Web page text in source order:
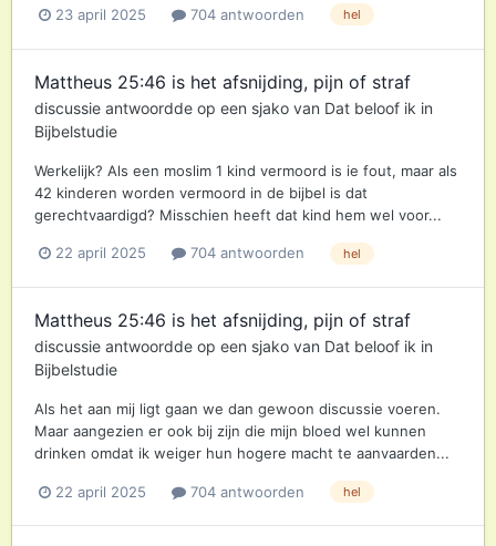
23 april 2025 704 antwoorden hel
Mattheus 25:46 is het afsnijding, pijn of straf
discussie antwoordde op een sjako van Dat beloof ik in
Bijbelstudie
Werkelijk? Als een moslim 1 kind vermoord is ie fout, maar als
42 kinderen worden vermoord in de bijbel is dat
gerechtvaardigd? Misschien heeft dat kind hem wel voor...
22 april 2025 704 antwoorden hel
Mattheus 25:46 is het afsnijding, pijn of straf
discussie antwoordde op een sjako van Dat beloof ik in
Bijbelstudie
Als het aan mij ligt gaan we dan gewoon discussie voeren.
Maar aangezien er ook bij zijn die mijn bloed wel kunnen
drinken omdat ik weiger hun hogere macht te aanvaarden...
22 april 2025 704 antwoorden hel